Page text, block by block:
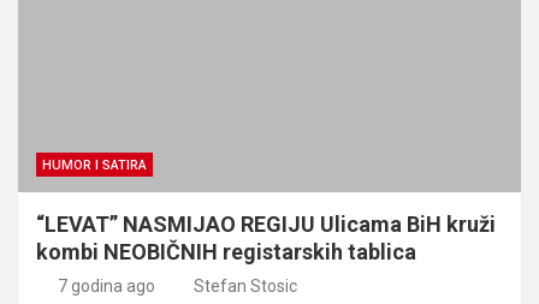
HUMOR I SATIRA
“LEVAT” NASMIJAO REGIJU Ulicama BiH kruži
kombi NEOBIČNIH registarskih tablica
7 godina ago Stefan Stosic